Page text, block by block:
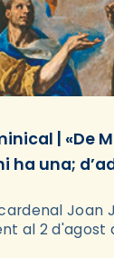
| «De
ha una;
Joan
al 2 d'agost